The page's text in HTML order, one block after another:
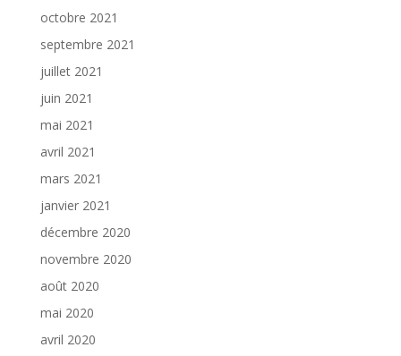
octobre 2021
septembre 2021
juillet 2021
juin 2021
mai 2021
avril 2021
mars 2021
janvier 2021
décembre 2020
novembre 2020
août 2020
mai 2020
avril 2020